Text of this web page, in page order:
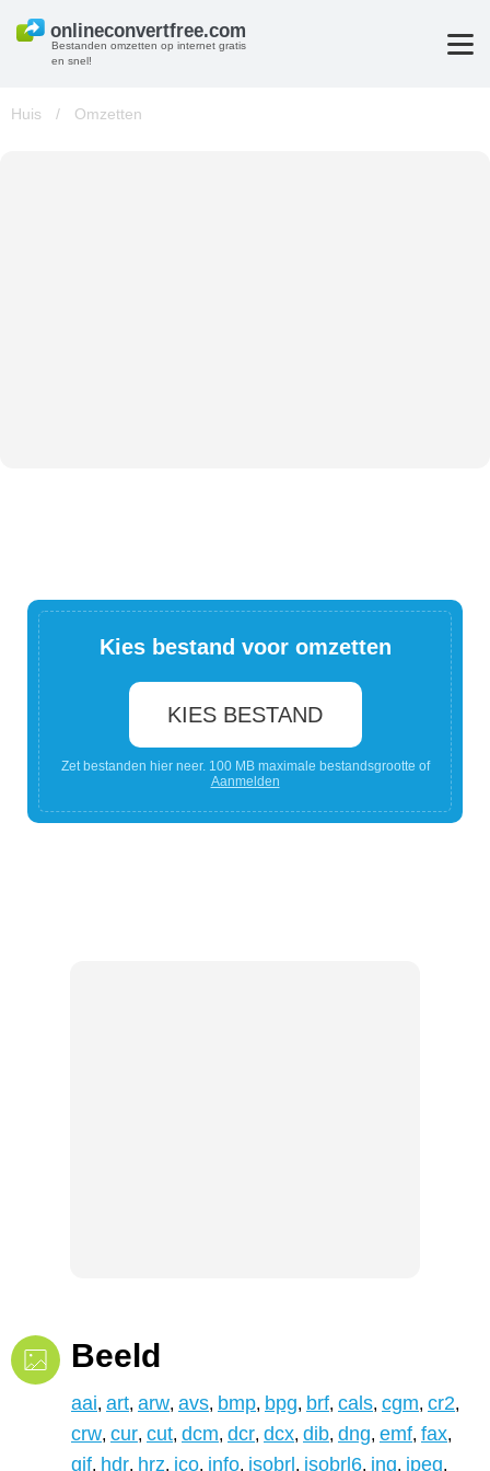
Bestanden omzetten op internet gratis
en snel!
Huis / Omzetten
Kies bestand voor omzetten
KIES BESTAND
Zet bestanden hier neer. 100 MB maximale bestandsgrootte of
Aanmelden
Beeld
aai, art, arw, avs, bmp, bpg, brf, cals, cgm, cr2,
crw, cur, cut, dcm, dcr, dcx, dib, dng, emf, fax,
gif, hdr, hrz, ico, info, isobrl , isobrl6, jng, jpeg,